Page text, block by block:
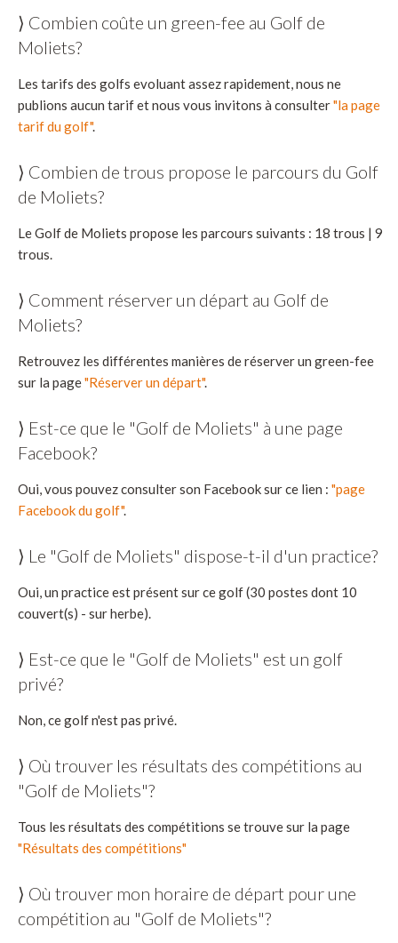
⟩ Combien coûte un green-fee au Golf de
Moliets?
Les tarifs des golfs evoluant assez rapidement, nous ne
publions aucun tarif et nous vous invitons à consulter"la page
tarif du golf".
⟩ Combien de trous propose le parcours du Golf
de Moliets?
Le Golf de Moliets propose les parcours suivants : 18 trous | 9
trous.
⟩ Comment réserver un départ au Golf de
Moliets?
Retrouvez les différentes manières de réserver un green-fee
sur la page"Réserver un départ".
⟩ Est-ce que le "Golf de Moliets" à une page
Facebook?
Oui, vous pouvez consulter son Facebook sur ce lien : "page
Facebook du golf".
⟩ Le "Golf de Moliets" dispose-t-il d'un practice?
Oui, un practice est présent sur ce golf (30 postes dont 10
couvert(s) - sur herbe).
⟩ Est-ce que le "Golf de Moliets" est un golf
privé?
Non, ce golf n'est pas privé.
⟩ Où trouver les résultats des compétitions au
"Golf de Moliets"?
Tous les résultats des compétitions se trouve sur la page
"Résultats des compétitions"
⟩ Où trouver mon horaire de départ pour une
compétition au "Golf de Moliets"?